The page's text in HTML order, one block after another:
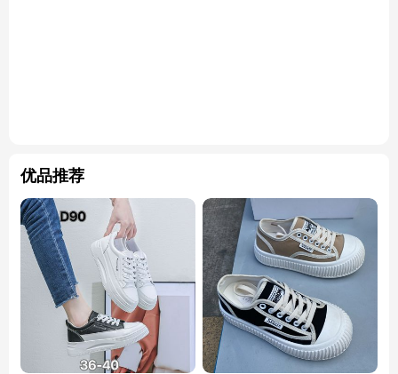
优品推荐